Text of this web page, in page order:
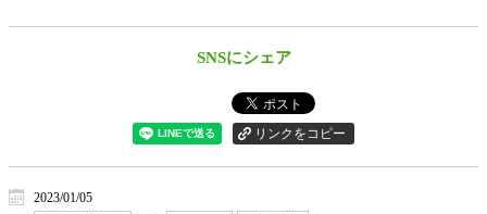
SNSにシェア
2023/01/05